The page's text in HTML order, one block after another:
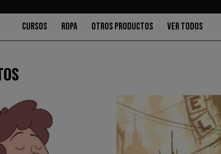
CURSOS ROPA OTROS PRODUCTOS VER TODOS